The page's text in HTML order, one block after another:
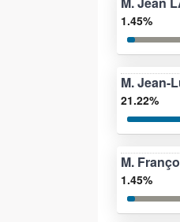
1.45%
M. Jean-
21.22%
M.
1.45%